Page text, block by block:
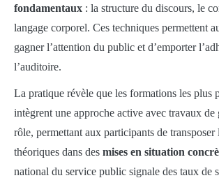
fondamentaux : la structure du discours, le
langage corporel. Ces techniques permettent
gagner l’attention du public et d’emporter
l’auditoire.
La pratique révèle que les formations les plus
intègrent une approche active avec travaux de
rôle, permettant aux participants de transposer
théoriques dans des mises en situation
national du service public signale des taux de